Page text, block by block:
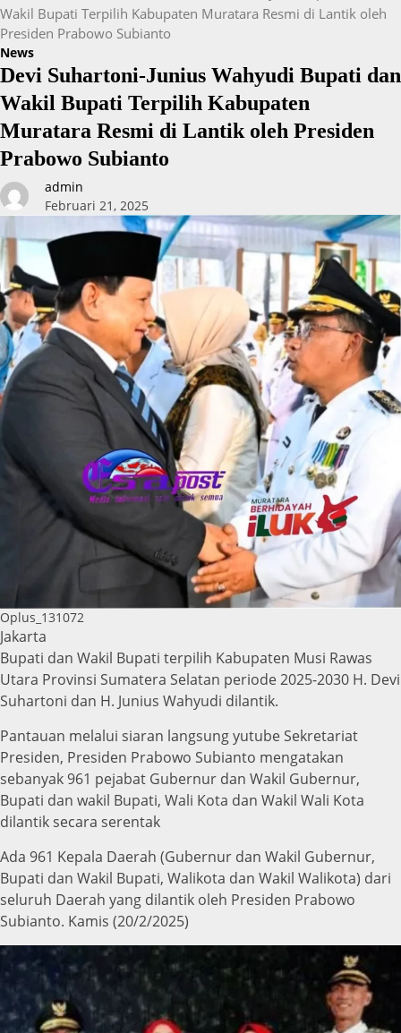
Wakil Bupati Terpilih Kabupaten Muratara Resmi di Lantik oleh
Presiden Prabowo Subianto
News
Devi Suhartoni-Junius Wahyudi Bupati dan
Wakil Bupati Terpilih Kabupaten
Muratara Resmi di Lantik oleh Presiden
Prabowo Subianto
admin
Februari 21, 2025
Oplus_131072
Jakarta
Bupati dan Wakil Bupati terpilih Kabupaten Musi Rawas
Utara Provinsi Sumatera Selatan periode 2025-2030 H. Devi
Suhartoni dan H. Junius Wahyudi dilantik.
Pantauan melalui siaran langsung yutube Sekretariat
Presiden, Presiden Prabowo Subianto mengatakan
sebanyak 961 pejabat Gubernur dan Wakil Gubernur,
Bupati dan wakil Bupati, Wali Kota dan Wakil Wali Kota
dilantik secara serentak
Ada 961 Kepala Daerah (Gubernur dan Wakil Gubernur,
Bupati dan Wakil Bupati, Walikota dan Wakil Walikota) dari
seluruh Daerah yang dilantik oleh Presiden Prabowo
Subianto. Kamis (20/2/2025)